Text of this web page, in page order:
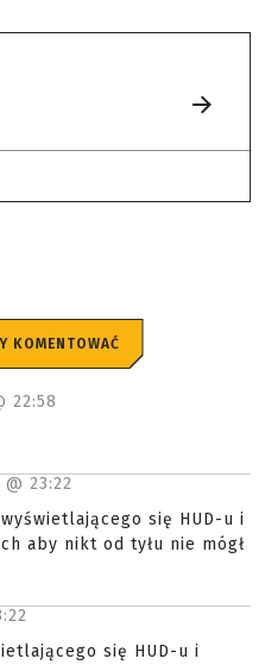
KOMENTOWAĆ
22:58
23:22
się HUD-u i
aby nikt od tyłu nie mógł
się HUD-u i